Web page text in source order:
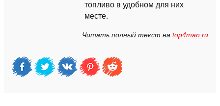
топливо в удобном для них
месте.
Читать полный текст на top4man.ru